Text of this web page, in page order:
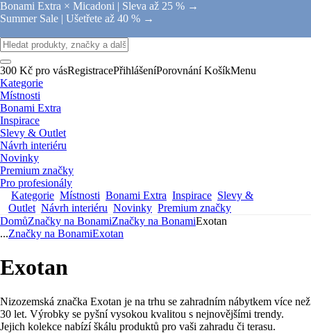
Bonami Extra × Micadoni | Sleva až 25 % →
Summer Sale | Ušetřete až 40 % →
300 Kč pro vásRegistracePřihlášeníPorovnání KošíkMenu
Kategorie
Místnosti
Bonami Extra
Inspirace
Slevy & Outlet
Návrh interiéru
Novinky
Premium značky
Pro profesionály
Kategorie Místnosti Bonami Extra Inspirace Slevy &
Outlet Návrh interiéru Novinky Premium značky
DomůZnačky na BonamiZnačky na BonamiExotan
...Značky na BonamiExotan
Exotan
Nizozemská značka Exotan je na trhu se zahradním nábytkem více než
30 let. Výrobky se pyšní vysokou kvalitou s nejnovějšími trendy.
Jejich kolekce nabízí škálu produktů pro vaši zahradu či terasu.